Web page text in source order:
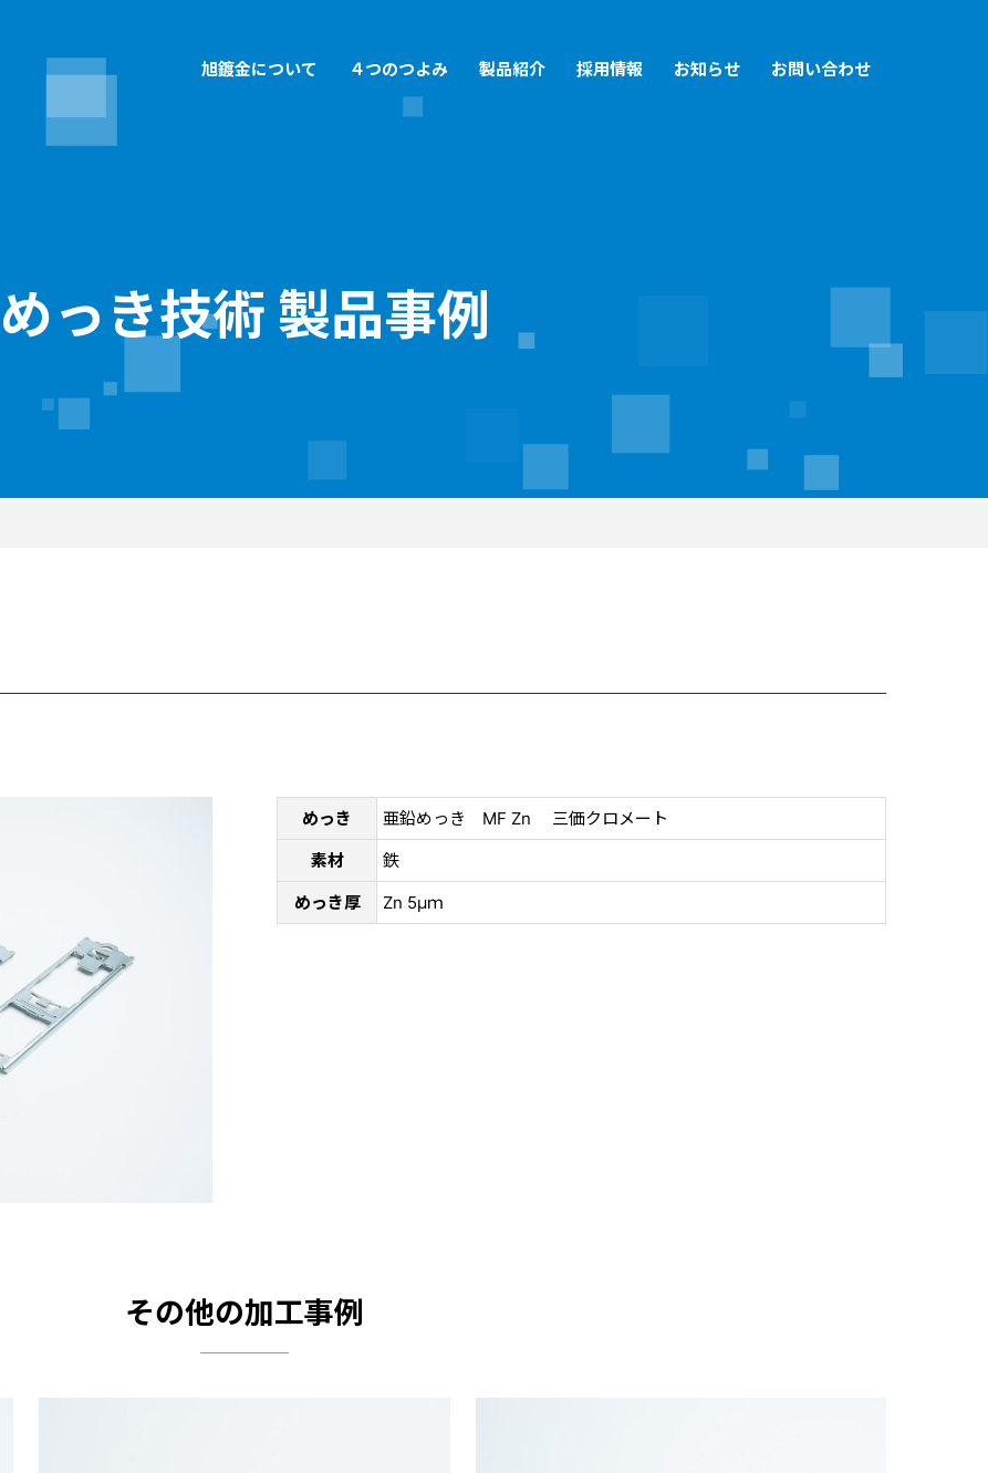
旭鍍金について ４つのつよみ 製品紹介 採用情報 お知らせ お問い合わせ
めっき技術 製品事例
めっき
亜鉛めっき MF Zn 三価クロメート
素材
鉄
めっき厚
Zn 5μｍ
その他の加工事例